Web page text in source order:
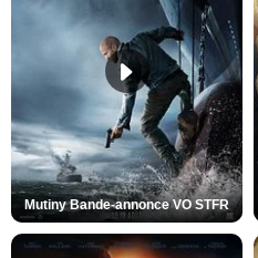
Mutiny Bande-annonce VO STFR